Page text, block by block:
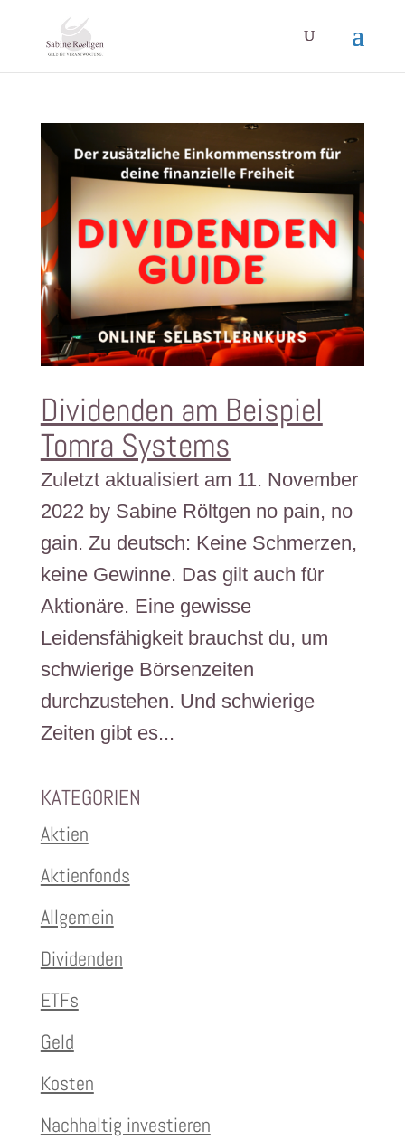
Dividenden am Beispiel
Tomra Systems
Zuletzt aktualisiert am 11. November
2022 by Sabine Röltgen no pain, no
gain. Zu deutsch: Keine Schmerzen,
keine Gewinne. Das gilt auch für
Aktionäre. Eine gewisse
Leidensfähigkeit brauchst du, um
schwierige Börsenzeiten
durchzustehen. Und schwierige
Zeiten gibt es...
KATEGORIEN
Aktien
Aktienfonds
Allgemein
Dividenden
ETFs
Geld
Kosten
Nachhaltig investieren